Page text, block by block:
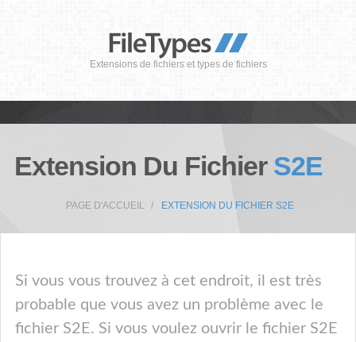
Extensions de fichiers et types de fichiers
Extension Du Fichier S2E
PAGE D'ACCUEIL EXTENSION DU FICHIER S2E
Si vous vous trouvez à cet endroit, il est très
probable que vous avez un problème avec le
fichier S2E. Si vous voulez ouvrir le fichier S2E